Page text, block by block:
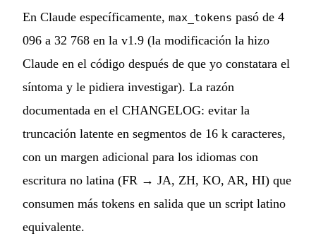
En Claude específicamente, max_tokens pasó de 4
096 a 32 768 en la v1.9 (la modificación la hizo
Claude en el código después de que yo constatara el
síntoma y le pidiera investigar). La razón
documentada en el CHANGELOG: evitar la
truncación latente en segmentos de 16 k caracteres,
con un margen adicional para los idiomas con
escritura no latina (FR → JA, ZH, KO, AR, HI) que
consumen más tokens en salida que un script latino
equivalente.